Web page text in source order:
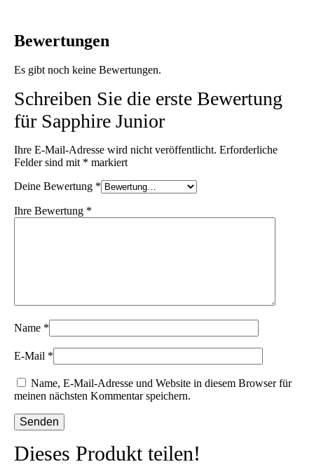
Bewertungen
Es gibt noch keine Bewertungen.
Schreiben Sie die erste Bewertung
für Sapphire Junior
Ihre E-Mail-Adresse wird nicht veröffentlicht. Erforderliche
Felder sind mit * markiert
Deine Bewertung *
Ihre Bewertung *
Name *
E-Mail *
Name, E-Mail-Adresse und Website in diesem Browser für
meinen nächsten Kommentar speichern.
Dieses Produkt teilen!